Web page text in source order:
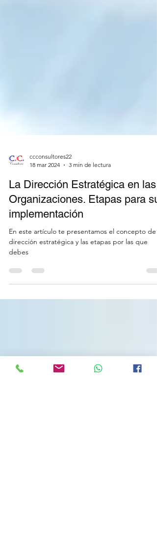
ccconsultores22
18 mar 2024
3 min de lectura
La Dirección Estratégica en las
Organizaciones. Etapas para su
implementación
En este artículo te presentamos el concepto de